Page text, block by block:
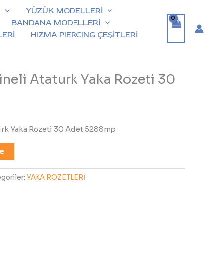
YÜZÜK MODELLERİ
BANDANA MODELLERİ
HIZMA PIERCING ÇEŞİTLERİ
Ataturk Yaka Rozeti 30
Yaka Rozeti 30 Adet 5288mp
YAKA ROZETLERİ